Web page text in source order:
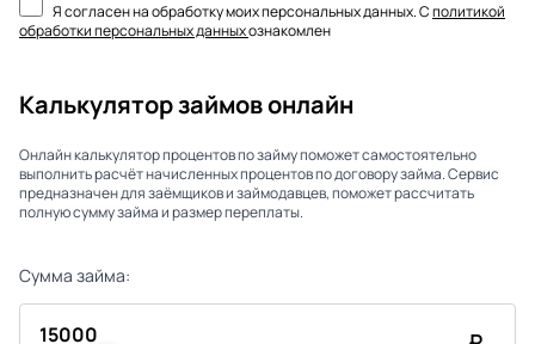
Я согласен на обработку моих персональных данных. Сполитикой
обработки персональных данныхознакомлен
Калькулятор займов онлайн
Онлайн калькулятор процентов по займу поможет самостоятельно
выполнить расчёт начисленных процентов по договору займа. Сервис
предназначен для заёмщиков и займодавцев, поможет рассчитать
полную сумму займа и размер переплаты.
Сумма займа: